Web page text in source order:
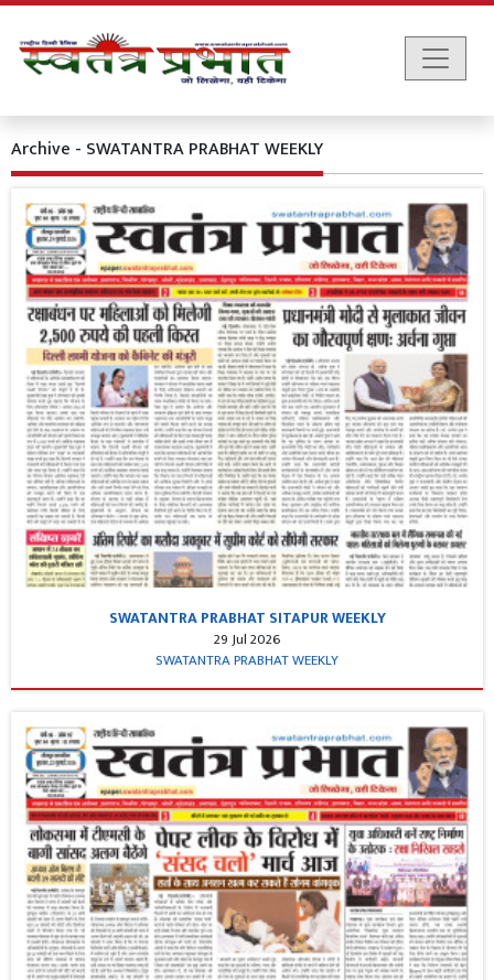
Archive - SWATANTRA PRABHAT WEEKLY
SWATANTRA PRABHAT SITAPUR WEEKLY
29 Jul 2026
SWATANTRA PRABHAT WEEKLY